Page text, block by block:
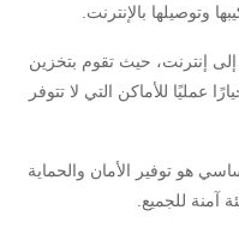
بالإنترنت.
إنترنت، حيث تقوم بتخزين
للأماكن التي لا تتوفر
هو توفير الأمان والحماية
للجميع.